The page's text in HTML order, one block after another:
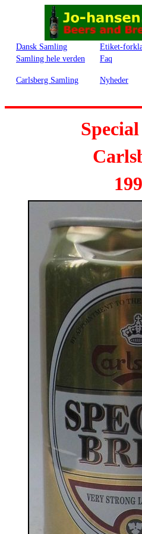
Dansk Samling Etiket-
Samling hele verden
Faq
Carlsberg Samling Nyheder